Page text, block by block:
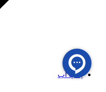
پمپ آب